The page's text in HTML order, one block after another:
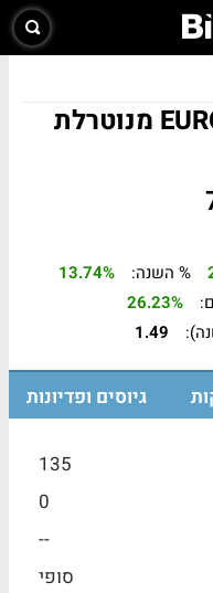
תכלית סל EURO STOXX 50 מנוטרלת
% השנה:
13.74%
26.23%
1.49
גיוסים ופדיונות
135
0
--
סופי